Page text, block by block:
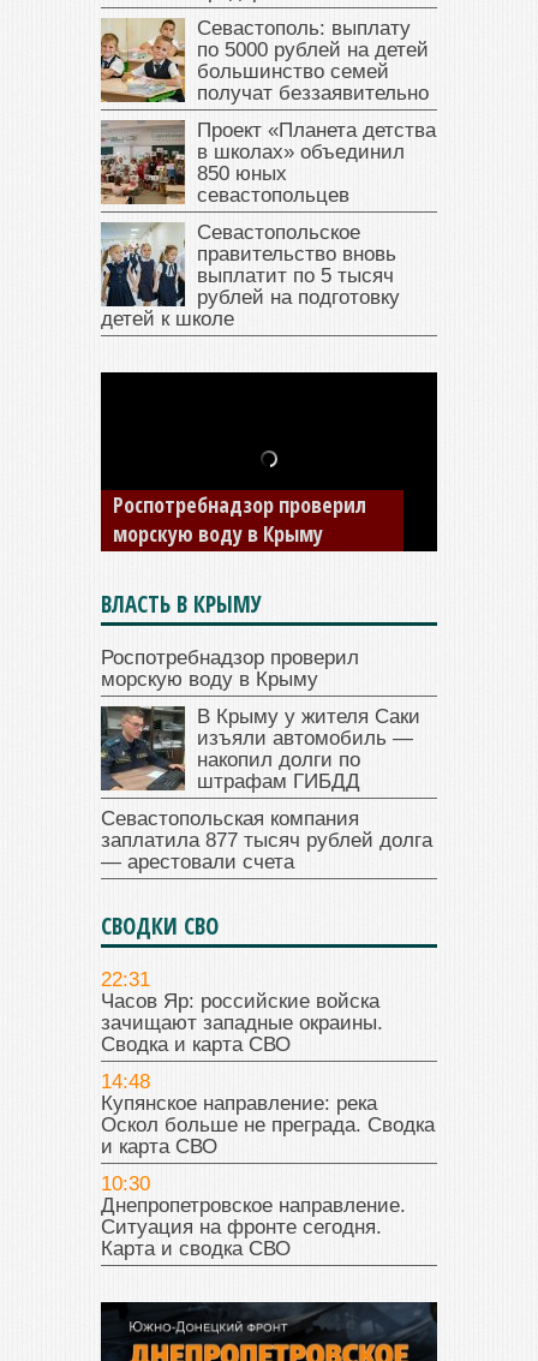
Севастополь: выплату
по 5000 рублей на детей
большинство семей
получат беззаявительно
Проект «Планета детства
в школах» объединил
850 юных
севастопольцев
Севастопольское
правительство вновь
выплатит по 5 тысяч
рублей на подготовку
детей к школе
В Крыму у жителя Саки
изъяли автомобиль —
накопил долги по штрафам
ГИБДД
ВЛАСТЬ В КРЫМУ
Роспотребнадзор проверил
морскую воду в Крыму
В Крыму у жителя Саки
изъяли автомобиль —
накопил долги по
штрафам ГИБДД
Севастопольская компания
заплатила 877 тысяч рублей долга
— арестовали счета
СВОДКИ СВО
22:31
Часов Яр: российские войска
зачищают западные окраины.
Сводка и карта СВО
14:48
Купянское направление: река
Оскол больше не преграда. Сводка
и карта СВО
10:30
Днепропетровское направление.
Ситуация на фронте сегодня.
Карта и сводка СВО